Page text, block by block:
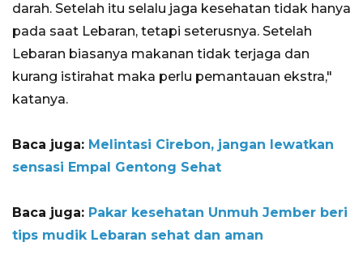
darah. Setelah itu selalu jaga kesehatan tidak hanya
pada saat Lebaran, tetapi seterusnya. Setelah
Lebaran biasanya makanan tidak terjaga dan
kurang istirahat maka perlu pemantauan ekstra,"
katanya.
Baca juga: Melintasi Cirebon, jangan lewatkan
sensasi Empal Gentong Sehat
Baca juga: Pakar kesehatan Unmuh Jember beri
tips mudik Lebaran sehat dan aman